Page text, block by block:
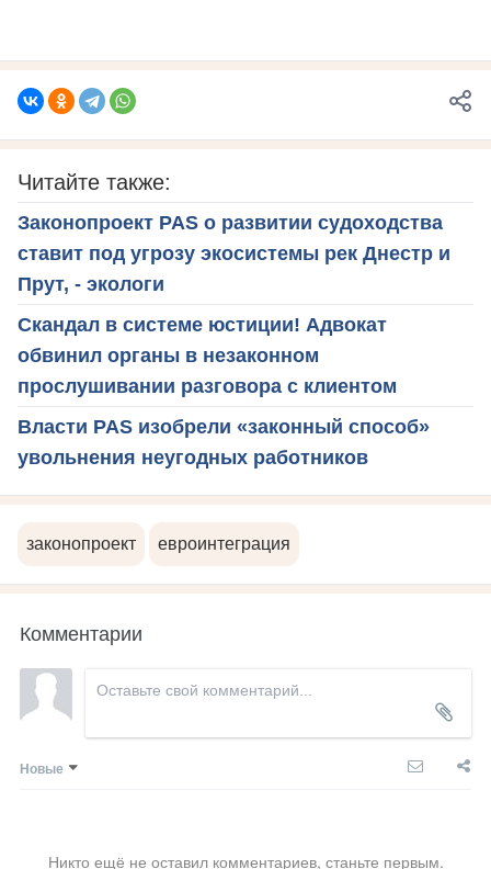
Читайте также:
Законопроект PAS о развитии судоходства
ставит под угрозу экосистемы рек Днестр и
Прут, - экологи
Скандал в системе юстиции! Адвокат
обвинил органы в незаконном
прослушивании разговора с клиентом
Власти PAS изобрели «законный способ»
увольнения неугодных работников
законопроект евроинтеграция
Комментарии
Новые
Никто ещё не оставил комментариев, станьте первым.